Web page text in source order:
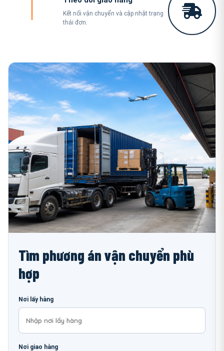
Kết nối vận chuyển và cập nhật trạng
thái đơn.
Tìm phương án vận chuyển phù
hợp
Nơi lấy hàng
Nơi giao hàng